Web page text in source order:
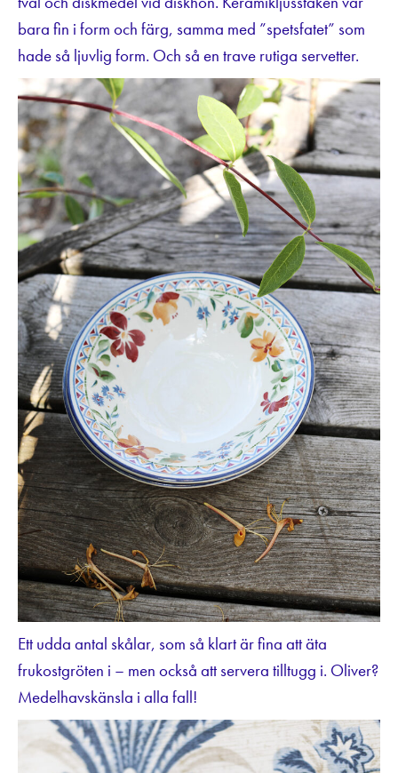
bara fin i form och färg, samma med ”spetsfatet” som
hade så ljuvlig form. Och så en trave rutiga servetter.
Ett udda antal skålar, som så klart är fina att äta
frukostgröten i – men också att servera tilltugg i. Oliver?
Medelhavskänsla i alla fall!